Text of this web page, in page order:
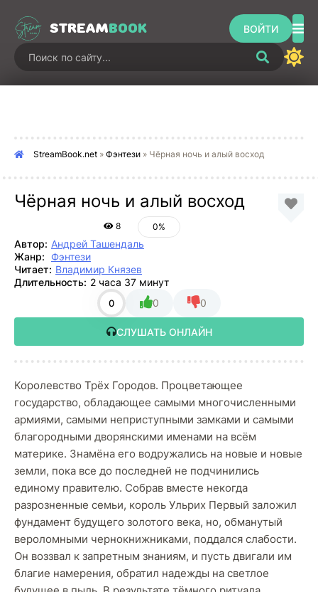
STREAMBOOK ВОЙТИ
StreamBook.net » Фэнтези » Чёрная ночь и алый восход
Чёрная ночь и алый восход
8 0%
Автор: Андрей Ташендаль
Жанр:
Фэнтези
Читает: Владимир Князев
Длительность: 2 часа 37 минут
0 0 0
СЛУШАТЬ ОНЛАЙН
Королевство Трёх Городов. Процветающее
государство, обладающее самыми многочисленными
армиями, самыми неприступными замками и самыми
благородными дворянскими именами на всём
материке. Знамёна его водружались на новые и новые
земли, пока все до последней не подчинились
единому правителю. Собрав вместе некогда
разрозненные семьи, король Ульрих Первый заложил
фундамент будущего золотого века, но, обманутый
вероломными чернокнижниками, поддался слабости.
Он воззвал к запретным знаниям, и пусть двигали им
благие намерения, обратил надежды на светлое